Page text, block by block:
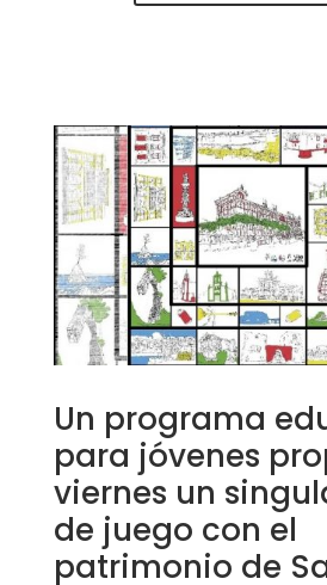
Un programa
para jóvenes
viernes un
de juego con el
patrimonio de